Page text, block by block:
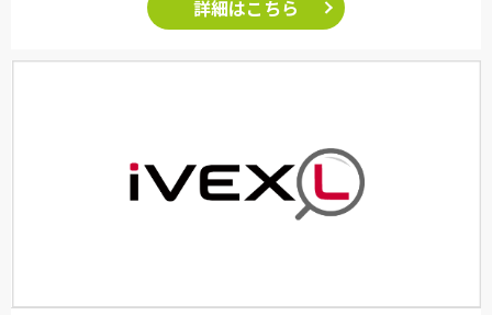
詳細はこちら